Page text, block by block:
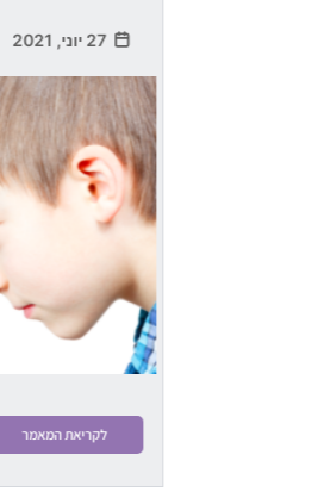
27 יוני, 2021
לקריאת המאמר